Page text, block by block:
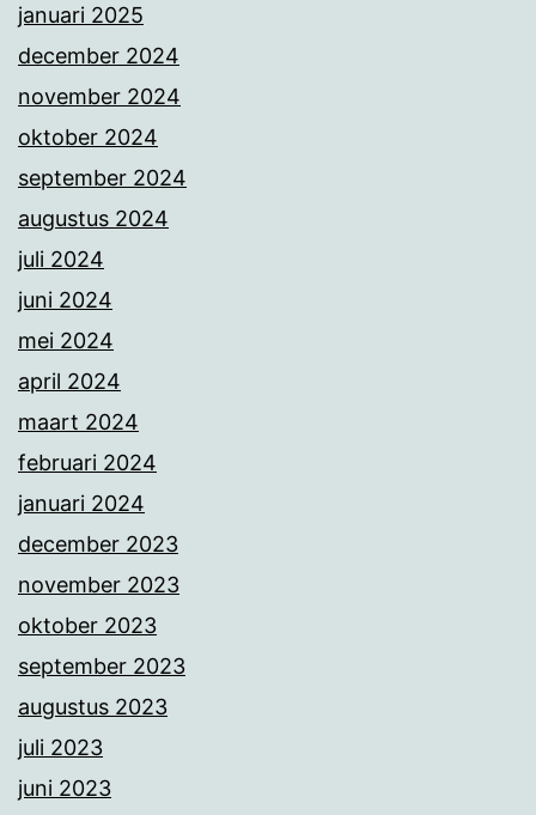
januari 2025
december 2024
november 2024
oktober 2024
september 2024
augustus 2024
juli 2024
juni 2024
mei 2024
april 2024
maart 2024
februari 2024
januari 2024
december 2023
november 2023
oktober 2023
september 2023
augustus 2023
juli 2023
juni 2023